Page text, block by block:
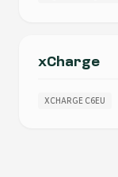
xCharge
XCHARGE C6EU